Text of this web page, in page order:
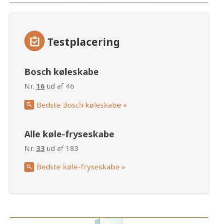
Testplacering
Bosch køleskabe
Nr. 16 ud af 46
Bedste Bosch køleskabe »
Alle køle-fryseskabe
Nr. 33 ud af 183
Bedste køle-fryseskabe »